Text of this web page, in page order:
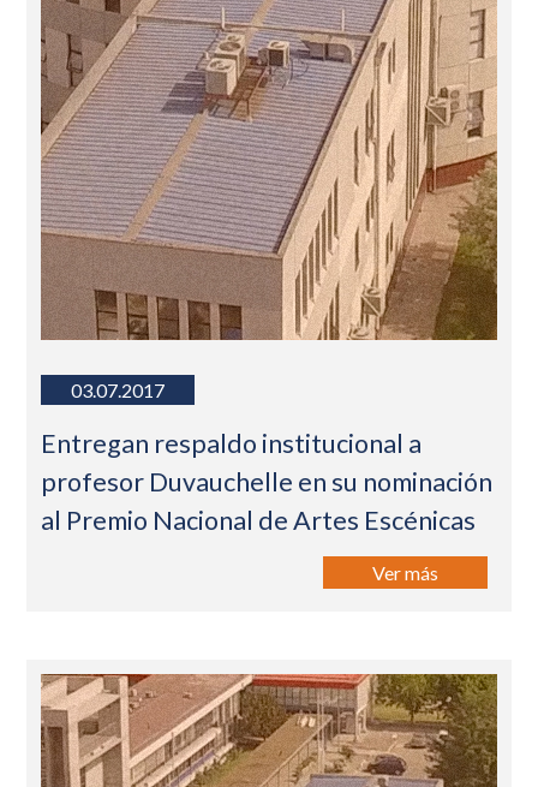
03.07.2017
Entregan respaldo institucional a
profesor Duvauchelle en su nominación
al Premio Nacional de Artes Escénicas
Ver más